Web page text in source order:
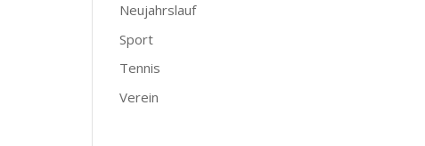
Neujahrslauf
Sport
Tennis
Verein